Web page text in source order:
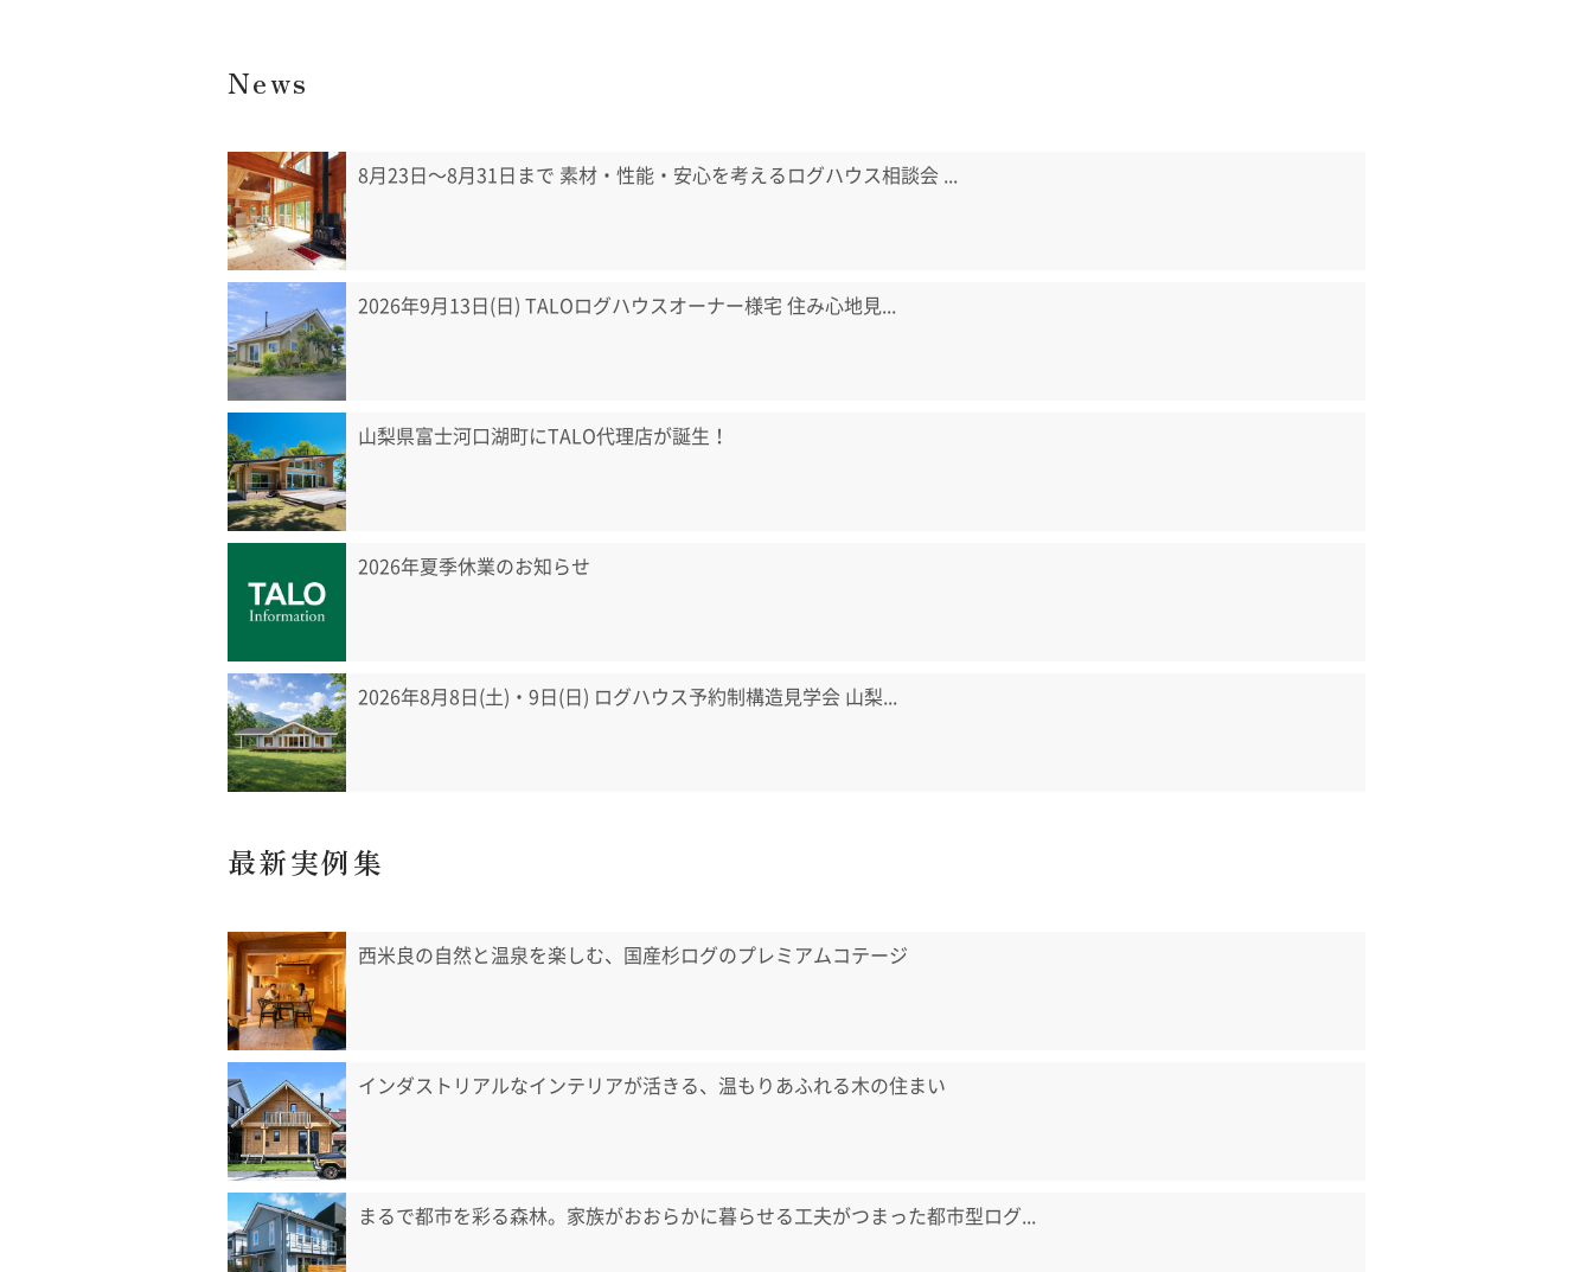
News
8月23日〜8月31日まで 素材・性能・安心を考えるログハウス相談会 ...
2026年9月13日(日) TALOログハウスオーナー様宅 住み心地見...
山梨県富士河口湖町にTALO代理店が誕生！
2026年夏季休業のお知らせ
2026年8月8日(土)・9日(日) ログハウス予約制構造見学会 山梨...
最新実例集
西米良の自然と温泉を楽しむ、国産杉ログのプレミアムコテージ
インダストリアルなインテリアが活きる、温もりあふれる木の住まい
まるで都市を彩る森林。家族がおおらかに暮らせる工夫がつまった都市型ログ...